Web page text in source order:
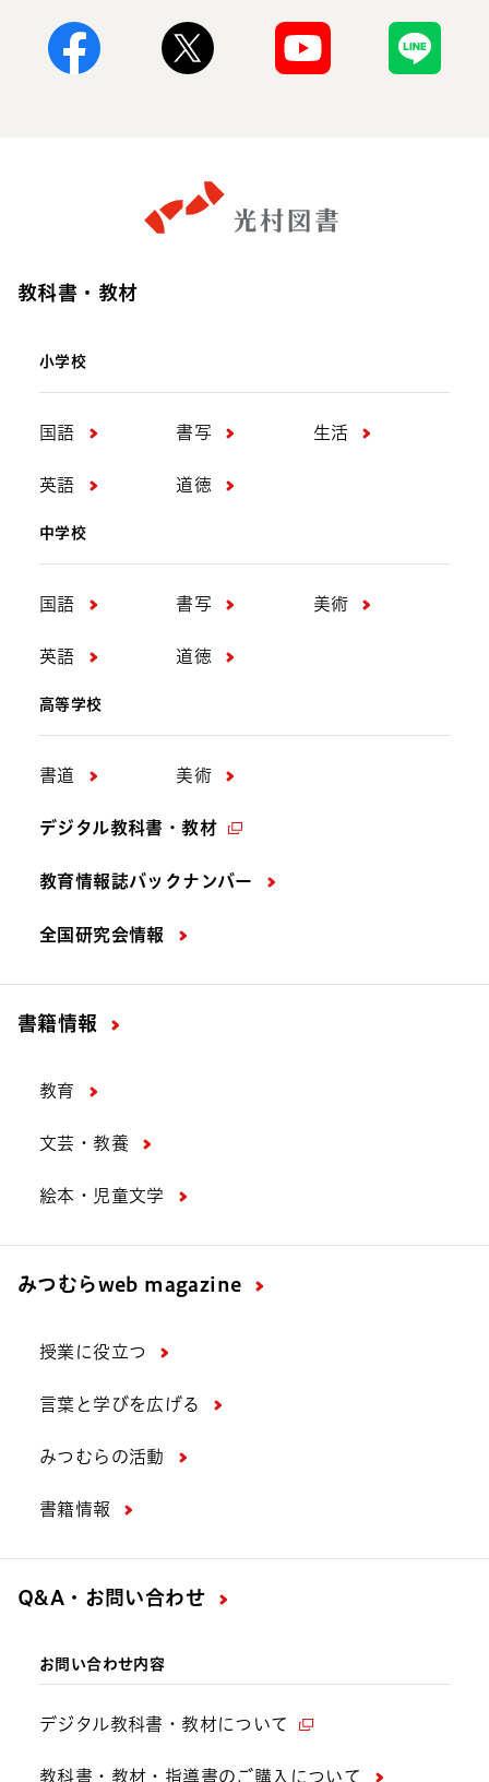
教科書・教材
小学校
国語 書写 生活
英語 道徳
中学校
国語 書写 美術
英語 道徳
高等学校
書道 美術
デジタル教科書・教材
教育情報誌バックナンバー
全国研究会情報
書籍情報
教育
文芸・教養
絵本・児童文学
みつむらweb magazine
授業に役立つ
言葉と学びを広げる
みつむらの活動
書籍情報
Q&A・お問い合わせ
お問い合わせ内容
デジタル教科書・教材について
教科書・教材・指導書のご購入について